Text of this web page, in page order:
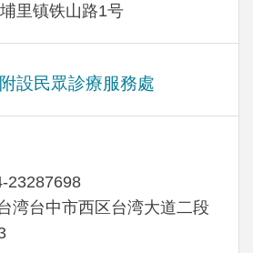
里镇铁山路1号
設民眾診療服務處
23287698
湾台中市西区台湾大道二段